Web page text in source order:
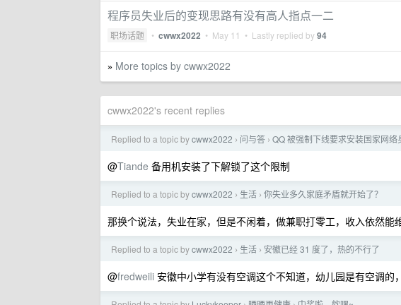
程序员失业后的变现思路有没有高人指点一二
职场话题 • cwwx2022 • May 11 • Lastly replied by94
» More topics by cwwx2022
cwwx2022's recent replies
Replied to a topic bycwwx2022 › 问与答 › QQ 被强制下线要求安装国家网络
@Tiande 备用机安装了下解锁了这个限制
Replied to a topic bycwwx2022 › 生活 › 你失业多久家庭矛盾就开始了？
那换个说法，失业在家，但是不闲着，做兼职打零工，收入依然能
Replied to a topic bycwwx2022 › 生活 › 安徽已经 31 度了，热的不行了
@fredweili 安徽中小学有没有空调这个不知道，幼儿园是有空调的